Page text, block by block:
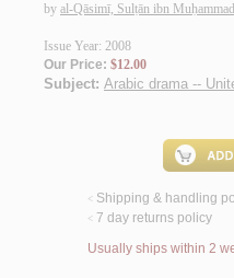
by al-Qāsimī, Sulṭān ibn Muḥammad
Issue Year: 2008
Our Price: $12.00
Subject: Arabic drama --
< Shipping & handling
< 7 day returns policy
Usually ships within 2